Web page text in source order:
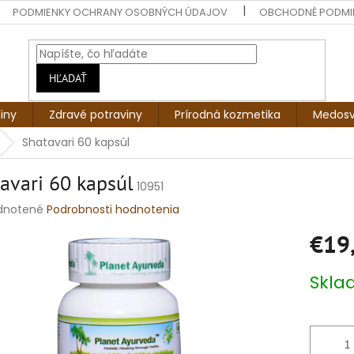
PODMIENKY OCHRANY OSOBNÝCH ÚDAJOV OBCHODNÉ
HĽADAŤ
Zdravé potraviny Prírodná kozmetika
Shatavari 60 kapsúl
60 kapsúl 10951
Podrobnosti hodnotenia
cena: